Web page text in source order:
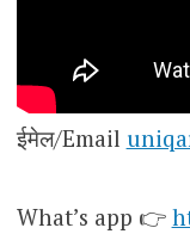
ईमेल/Email
What’s app 👉